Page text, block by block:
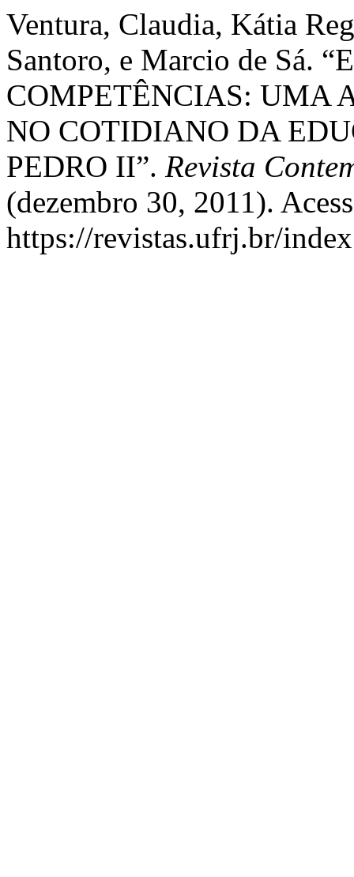
Ventura, Claudia, Kátia
Santoro, e Marcio de Sá.
COMPETÊNCIAS: UMA
NO COTIDIANO DA
PEDRO II”. Revista
(dezembro 30, 2011).
https://revistas.ufrj.br/